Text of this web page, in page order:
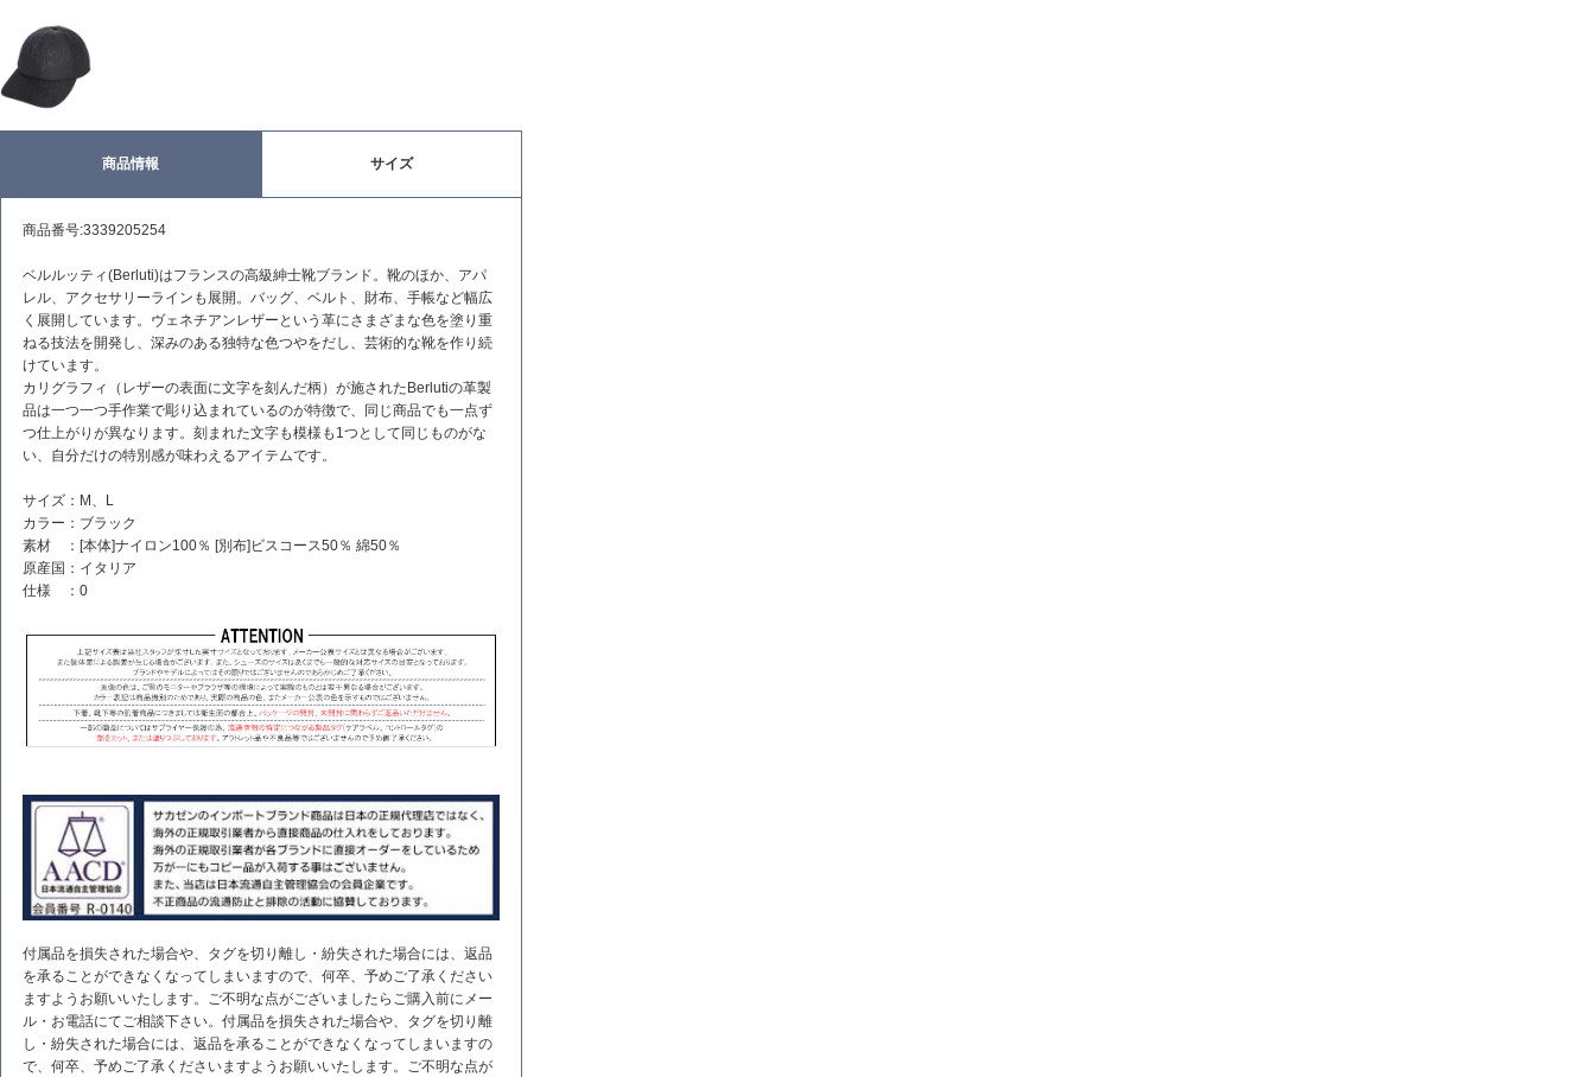
商品情報 サイズ
商品番号:3339205254
ベルルッティ(Berluti)はフランスの高級紳士靴ブランド。靴のほか、アパ
レル、アクセサリーラインも展開。バッグ、ベルト、財布、手帳など幅広
く展開しています。ヴェネチアンレザーという革にさまざまな色を塗り重
ねる技法を開発し、深みのある独特な色つやをだし、芸術的な靴を作り続
けています。
カリグラフィ（レザーの表面に文字を刻んだ柄）が施されたBerlutiの革製
品は一つ一つ手作業で彫り込まれているのが特徴で、同じ商品でも一点ず
つ仕上がりが異なります。刻まれた文字も模様も1つとして同じものがな
い、自分だけの特別感が味わえるアイテムです。
サイズ：M、L
カラー：ブラック
素材 ：[本体]ナイロン100％ [別布]ビスコース50％ 綿50％
原産国：イタリア
仕様 ：0
付属品を損失された場合や、タグを切り離し・紛失された場合には、返品
を承ることができなくなってしまいますので、何卒、予めご了承ください
ますようお願いいたします。ご不明な点がございましたらご購入前にメー
ル・お電話にてご相談下さい。付属品を損失された場合や、タグを切り離
し・紛失された場合には、返品を承ることができなくなってしまいますの
で、何卒、予めご了承くださいますようお願いいたします。ご不明な点が